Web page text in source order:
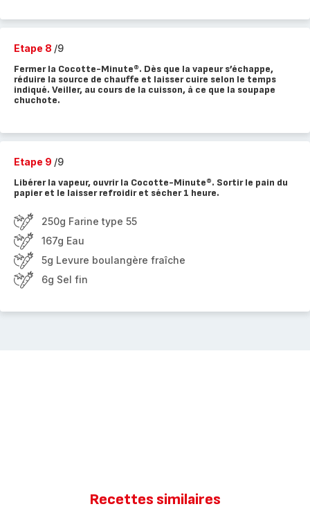
Etape 8 /9
Fermer la Cocotte-Minute®. Dès que la vapeur s’échappe,
réduire la source de chauffe et laisser cuire selon le temps
indiqué. Veiller, au cours de la cuisson, à ce que la soupape
chuchote.
Etape 9 /9
Libérer la vapeur, ouvrir la Cocotte-Minute®. Sortir le pain du
papier et le laisser refroidir et sécher 1 heure.
250g Farine type 55
167g Eau
5g Levure boulangère fraîche
6g Sel fin
Recettes similaires